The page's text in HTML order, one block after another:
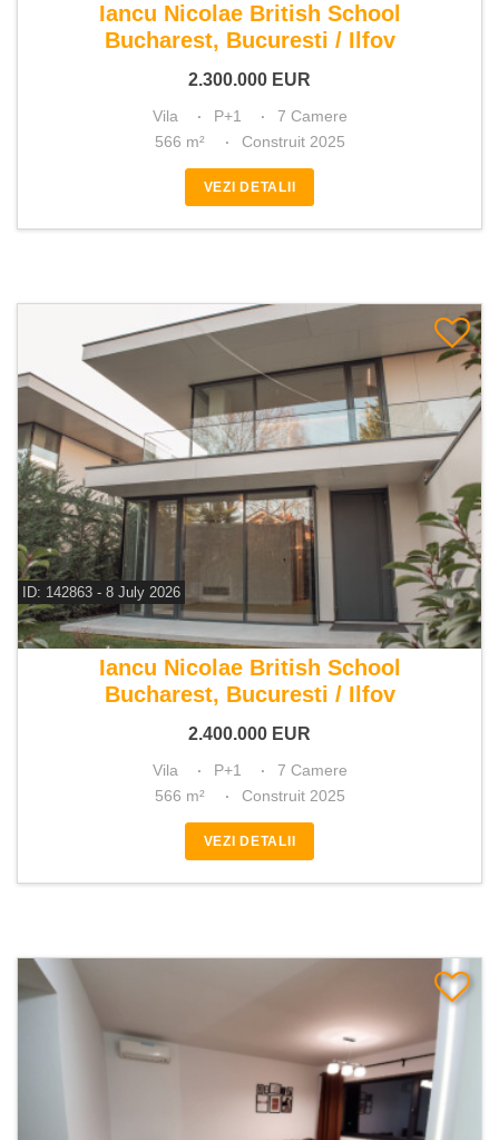
Iancu Nicolae British School
Bucharest, Bucuresti / Ilfov
2.300.000 EUR
Vila P+1
7 Camere
566 m²
Construit 2025
VEZI DETALII
ID: 142863 - 8 July 2026
De vanzare vila 7 camere
Iancu Nicolae British School
Bucharest, Bucuresti / Ilfov
2.400.000 EUR
Vila P+1
7 Camere
566 m²
Construit 2025
VEZI DETALII